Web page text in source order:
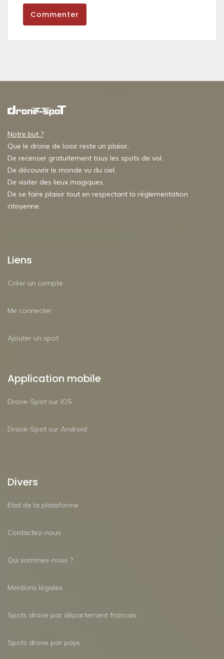
Commenter
Notre but ?
Que le drone de loisir reste un plaisir,
De recenser gratuitement tous les spots de vol,
De découvrir le monde vu du ciel,
De visiter des lieux magiques,
De se faire plaisir tout en respectant la réglementation
citoyenne.
Liens
Créer un compte
Me connecter
Ajouter un spot
Application mobile
Drone-Spot sur iOS
Drone-Spot sur Android
Divers
Etat de la plateforme
Contactez-nous
Qui sommes-nous ?
Mentions légales
Spots drone par département francais
Spots drone par pays